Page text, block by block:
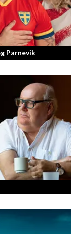
Parnevik
det en bred mix av
har en annan
och den tidlösa